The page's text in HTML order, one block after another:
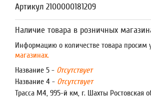
Артикул 2100000181209
Наличие товара в розничных
Информацию о количестве товара просим
магазинах.
Название 5 - Отсутствует
Название 4 - Отсутствует
Трасса М4, 995-й км, г. Шахты Ростовская